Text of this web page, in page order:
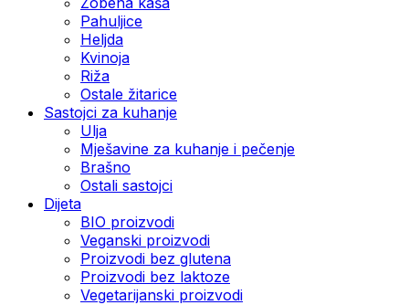
Pahuljice
Heljda
Kvinoja
Riža
Ostale žitarice
Sastojci za kuhanje
Ulja
Mješavine za kuhanje i pečenje
Brašno
Ostali sastojci
Dijeta
BIO proizvodi
Veganski proizvodi
Proizvodi bez glutena
Proizvodi bez laktoze
Vegetarijanski proizvodi